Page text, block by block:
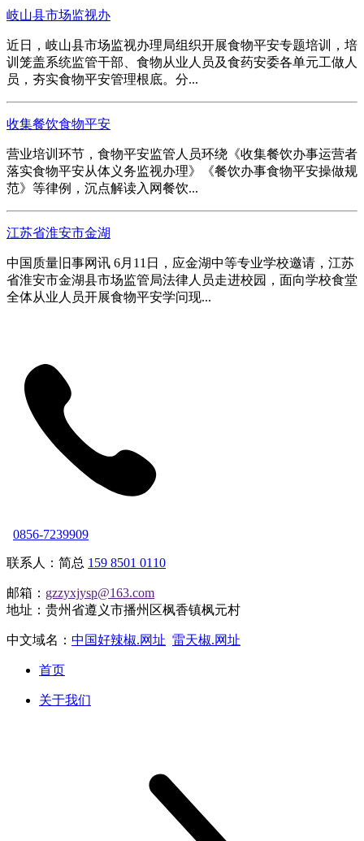
岐山县市场监视办
近日，岐山县市场监视办理局组织开展食物平安专题培训，培
训笼盖系统监管干部、食物从业人员及食药安委各单元工做人
员，夯实食物平安管理根底。分...
收集餐饮食物平安
营业培训环节，食物平安监管人员环绕《收集餐饮办事运营者
落实食物平安从体义务监视办理》《餐饮办事食物平安操做规
范》等律例，沉点解读入网餐饮...
江苏省淮安市金湖
中国质量旧事网讯 6月11日，应金湖中等专业学校邀请，江苏
省淮安市金湖县市场监管局法律人员走进校园，面向学校食堂
全体从业人员开展食物平安学问现...
0856-7239909
联系人：简总 159 8501 0110
邮箱： gzzyxjysp@163.com
地址：贵州省遵义市播州区枫香镇枫元村
中文域名： 中国好辣椒.网址 雷天椒.网址
首页
关于我们